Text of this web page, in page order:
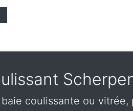
coulissante ou